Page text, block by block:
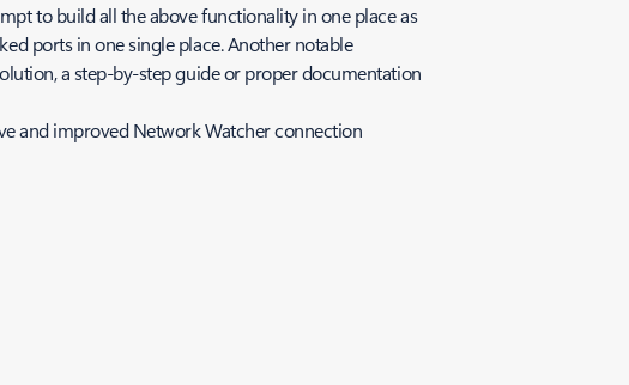
to build all the above functionality in one place as
ports in one single place. Another notable
a step-by-step guide or proper documentation
and improved Network Watcher connection